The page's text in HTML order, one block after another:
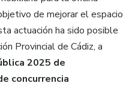
de mejorar el espacio
actuación ha sido posible
Provincial de Cádiz, a
2025 de
concurrencia